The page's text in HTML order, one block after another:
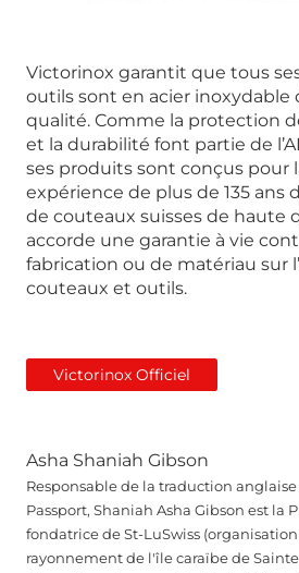
Victorinox garantit que tous
outils sont en acier inoxydable
qualité. Comme la protection
et la durabilité font partie de
ses produits sont conçus pour
expérience de plus de 135 ans
de couteaux suisses de haute
accorde une garantie à vie
fabrication ou de matériau sur
couteaux et outils.
Victorinox Officiel
Asha Shaniah Gibson
Responsable de la traduction anglaise
Passport, Shaniah Asha Gibson est la
fondatrice de St-LuSwiss
rayonnement de l'île caraïbe de